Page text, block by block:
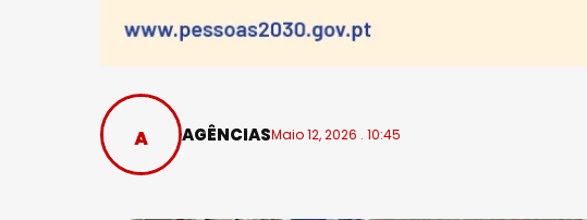
AGÊNCIASMaio 12, 2026 . 10:45